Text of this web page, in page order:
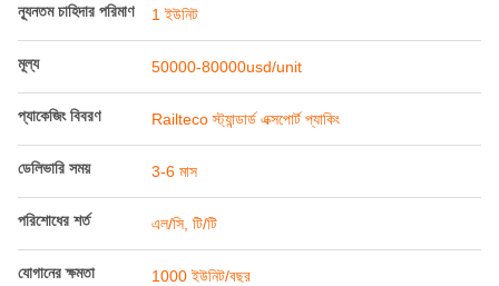
ন্যূনতম চাহিদার পরিমাণ 1 ইউনিট
মূল্য 50000-80000usd/unit
প্যাকেজিং বিবরণ Railteco স্ট্যান্ডার্ড এক্সপোর্ট প্যাকিং
ডেলিভারি সময় 3-6 মাস
পরিশোধের শর্ত এল/সি, টি/টি
যোগানের ক্ষমতা 1000 ইউনিট/বছর